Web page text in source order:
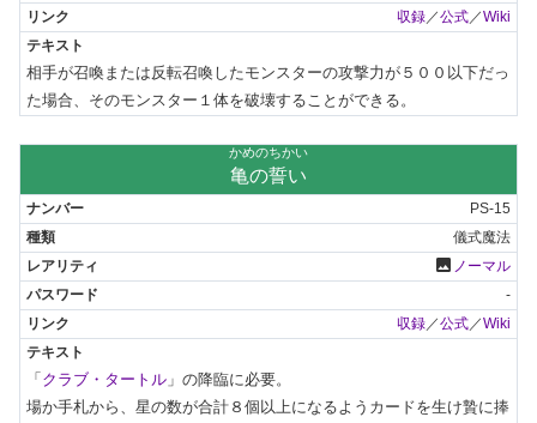
収録／公式／Wiki
相手が召喚または反転召喚したモンスターの攻撃力が５００以下だっ
た場合、そのモンスター１体を破壊することができる。
かめのちかい
亀の誓い
PS-15
儀式魔法
photo ノーマル
-
収録 ／公式 ／Wiki
「クラブ・タートル 」の降臨に必要。
場か手札から、星の数が合計８個以上になるようカードを生け贄に捧